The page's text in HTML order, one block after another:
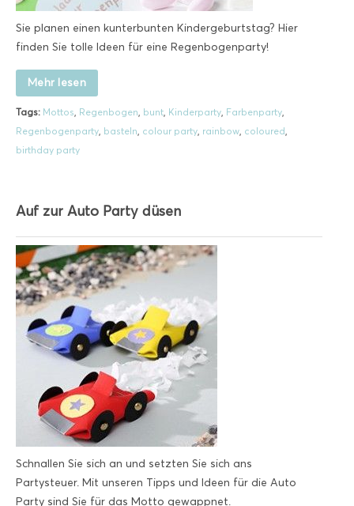
Sie planen einen kunterbunten Kindergeburtstag? Hier
finden Sie tolle Ideen für eine Regenbogenparty!
Mehr lesen
Tags: Mottos, Regenbogen, bunt, Kinderparty, Farbenparty,
Regenbogenparty, basteln, colour party, rainbow, coloured,
birthday party
Auf zur Auto Party düsen
Schnallen Sie sich an und setzten Sie sich ans
Partysteuer. Mit unseren Tipps und Ideen für die Auto
Party sind Sie für das Motto gewappnet.